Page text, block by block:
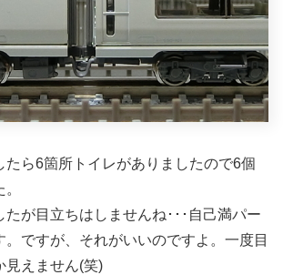
たら6箇所トイレがありましたので6個
たが目立ちはしませんね･･･自己満パー
。ですが、それがいいのですよ。一度目
見えません(笑)